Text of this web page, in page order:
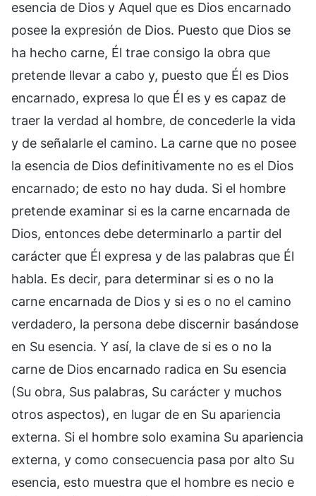
esencia de Dios y Aquel que es Dios encarnado
posee la expresión de Dios. Puesto que Dios se
ha hecho carne, Él trae consigo la obra que
pretende llevar a cabo y, puesto que Él es Dios
encarnado, expresa lo que Él es y es capaz de
traer la verdad al hombre, de concederle la vida
y de señalarle el camino. La carne que no posee
la esencia de Dios definitivamente no es el Dios
encarnado; de esto no hay duda. Si el hombre
pretende examinar si es la carne encarnada de
Dios, entonces debe determinarlo a partir del
carácter que Él expresa y de las palabras que Él
habla. Es decir, para determinar si es o no la
carne encarnada de Dios y si es o no el camino
verdadero, la persona debe discernir basándose
en Su esencia. Y así, la clave de si es o no la
carne de Dios encarnado radica en Su esencia
(Su obra, Sus palabras, Su carácter y muchos
otros aspectos), en lugar de en Su apariencia
externa. Si el hombre solo examina Su apariencia
externa, y como consecuencia pasa por alto Su
esencia, esto muestra que el hombre es necio e